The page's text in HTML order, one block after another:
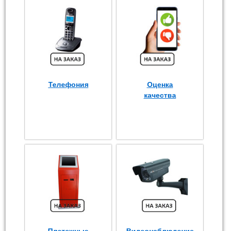
Телефония
Оценка
качества